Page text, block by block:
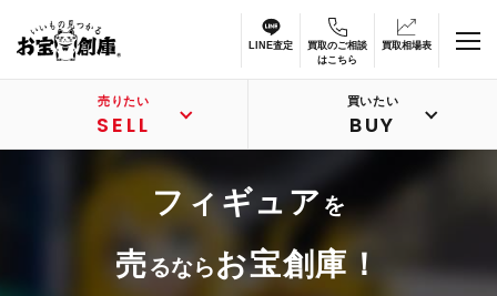
LINE査定
買取のご相談
はこちら
買取相場表
売りたい
SELL
買いたい
BUY
フィギュア を
売るならお宝創庫！